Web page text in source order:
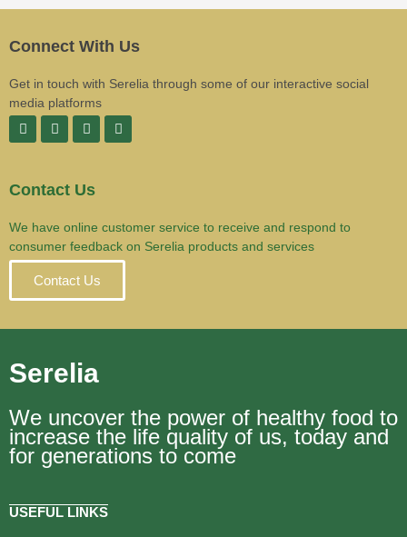
Connect With Us
Get in touch with Serelia through some of our interactive social
media platforms
Contact Us
We have online customer service to receive and respond to
consumer feedback on Serelia products and services
Contact Us
Serelia
We uncover the power of healthy food to
increase the life quality of us, today and
for generations to come
USEFUL LINKS